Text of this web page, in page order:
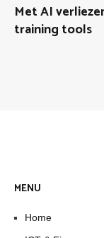
Met AI
training tools
MENU
Home